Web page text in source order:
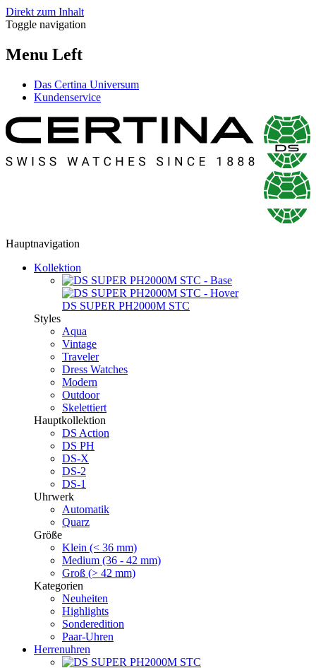
Direkt zum Inhalt
Toggle navigation
Menu Left
Das Certina Universum
Kundenservice
Hauptnavigation
Kollektion
DS SUPER PH2000M STC
Styles
Aqua
Vintage
Traveler
Dress Watches
Modern
Outdoor
Skelettiert
Hauptkollektion
DS Action
DS PH
DS-X
DS-2
DS-1
Uhrwerk
Automatik
Quarz
Größe
Klein (< 36 mm)
Medium (36 - 42 mm)
Groß (> 42 mm)
Kategorien
Neuheiten
Highlights
Sonderedition
Paar-Uhren
Herrenuhren